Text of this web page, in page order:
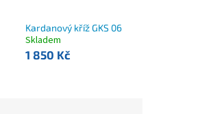
Kardanový kříž GKS 06
Skladem
1 850 Kč